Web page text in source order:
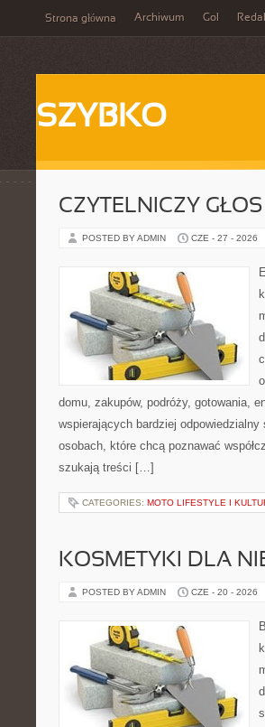
Strona główna Archiwum Gol
SZYBKO
CZYTELNICZY GŁOS
POSTED BY ADMIN CZE - 27 - 2026
domu, zakupów, podróży, gotowania,
wspierających bardziej
osobach, które chcą poznawać
szukają treści […]
CATEGORIES: MOTO LIFESTYLE I
KOSMETYKI DLA
POSTED BY ADMIN CZE - 20 - 2026